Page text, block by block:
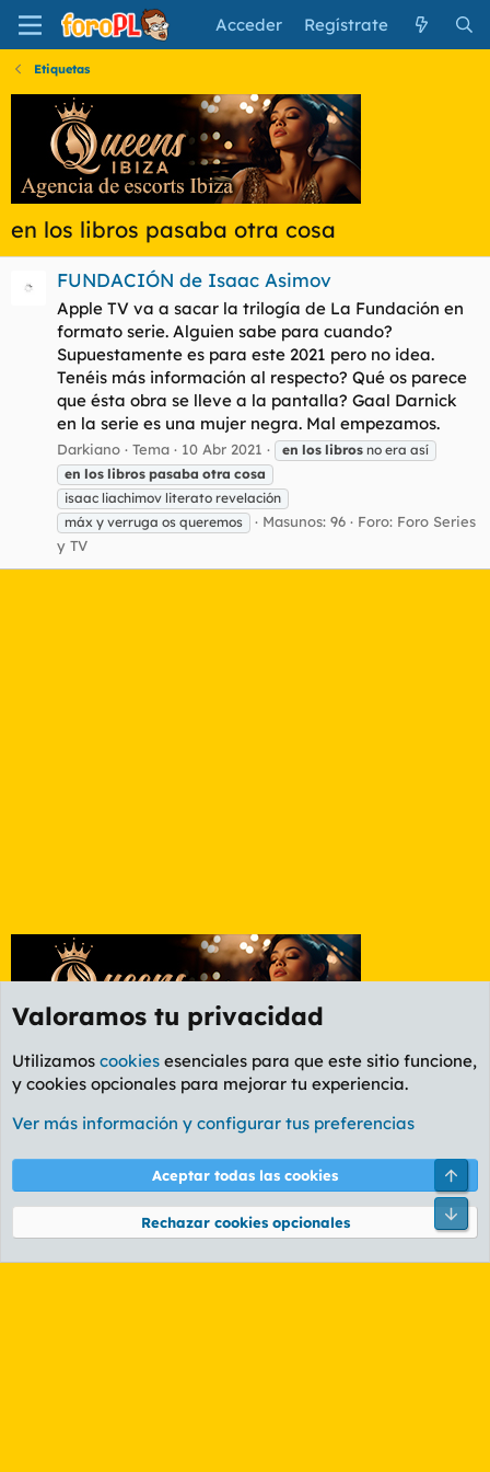
Acceder Regístrate
Etiquetas
en los libros pasaba otra cosa
FUNDACIÓN de Isaac Asimov
Apple TV va a sacar la trilogía de La Fundación en
formato serie. Alguien sabe para cuando?
Supuestamente es para este 2021 pero no idea.
Tenéis más información al respecto? Qué os parece
que ésta obra se lleve a la pantalla? Gaal Darnick
en la serie es una mujer negra. Mal empezamos.
Darkiano Tema 10 Abr 2021 en los libros no era así
en los libros pasaba otra cosa
isaac liachimov literato revelación
máx y verruga os queremos
Masunos: 96 Foro: Foro Series
y TV
Etiquetas
Cookies
PL OLDSTYLE AMARILLO
Términos y reglas Política de privacidad Ayuda
Community platform by XenForo® © 2010-2026 XenForo Ltd.
Valoramos tu privacidad
Utilizamos cookies esenciales para que este sitio funcione,
y cookies opcionales para mejorar tu experiencia.
Ver más información y configurar tus preferencias
Aceptar todas las cookies
Rechazar cookies opcionales
Pie